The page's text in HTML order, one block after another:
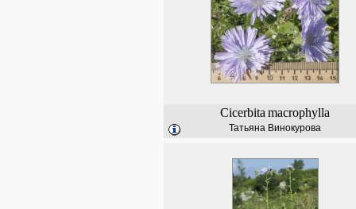
Cicerbita macrophylla
Татьяна Винокурова